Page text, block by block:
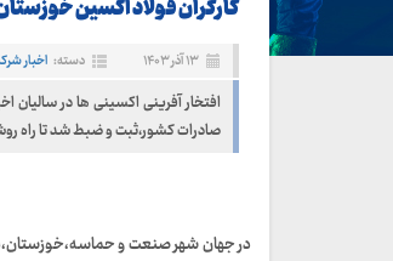
کارگران فولاد اکسین
۱۳ آذر ۱۴۰۳ دسته: اخبار
افتخار آفرینی اکسینی ها در سالیان
صادرات کشور،ثبت و ضبط شد تا راه
در جهان شهر صنعت و